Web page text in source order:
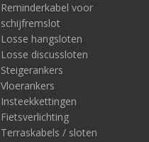
Reminderkabel voor
schijfremslot
Losse hangsloten
Losse discussloten
Steigerankers
Vloerankers
Insteekkettingen
Fietsverlichting
Terraskabels / sloten